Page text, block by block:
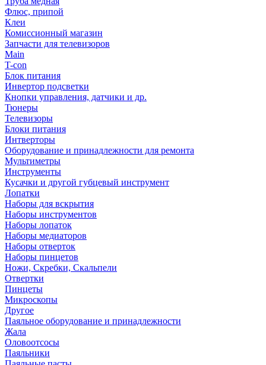
Флюс, припой
Клеи
Комиссионный магазин
Запчасти для телевизоров
Main
T-con
Блок питания
Инвертор подсветки
Кнопки управления, датчики и др.
Тюнеры
Телевизоры
Блоки питания
Интверторы
Оборудование и принадлежности для ремонта
Мультиметры
Инструменты
Кусачки и другой губцевый инструмент
Лопатки
Наборы для вскрытия
Наборы инструментов
Наборы лопаток
Наборы медиаторов
Наборы отверток
Наборы пинцетов
Ножи, Скребки, Скальпели
Отвертки
Пинцеты
Микроскопы
Другое
Паяльное оборудование и принадлежности
Жала
Оловоотсосы
Паяльники